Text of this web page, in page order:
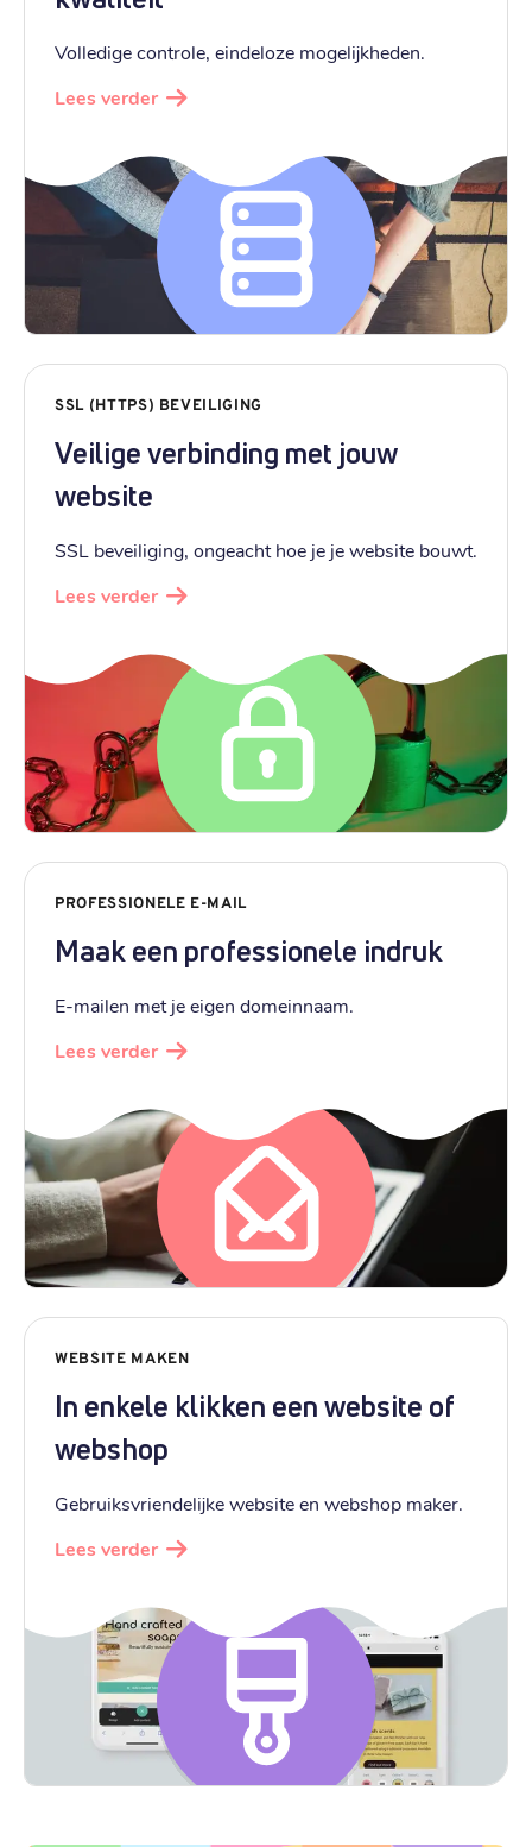
Volledige controle, eindeloze mogelijkheden.
Lees verder
SSL (HTTPS) BEVEILIGING
Veilige verbinding met jouw
website
SSL beveiliging, ongeacht hoe je je website bouwt.
Lees verder
PROFESSIONELE E-MAIL
Maak een professionele indruk
E-mailen met je eigen domeinnaam.
Lees verder
WEBSITE MAKEN
In enkele klikken een website of
webshop
Gebruiksvriendelijke website en webshop maker.
Lees verder